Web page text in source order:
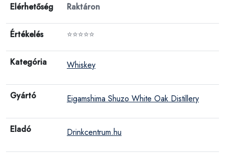
Elérhetőség Raktáron
Értékelés ⭐⭐⭐⭐⭐
Kategória Whiskey
Gyártó Eigamshima Shuzo White Oak Distillery
Eladó Drinkcentrum.hu